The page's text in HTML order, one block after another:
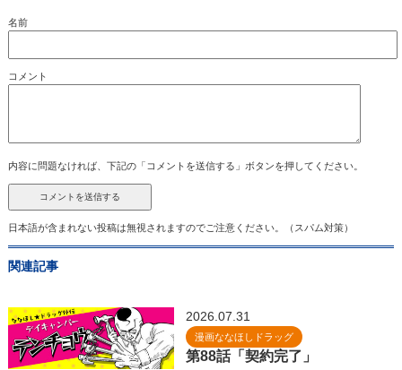
名前
コメント
内容に問題なければ、下記の「コメントを送信する」ボタンを押してください。
日本語が含まれない投稿は無視されますのでご注意ください。（スパム対策）
関連記事
2026.07.31
漫画ななほしドラッグ
第88話「契約完了」